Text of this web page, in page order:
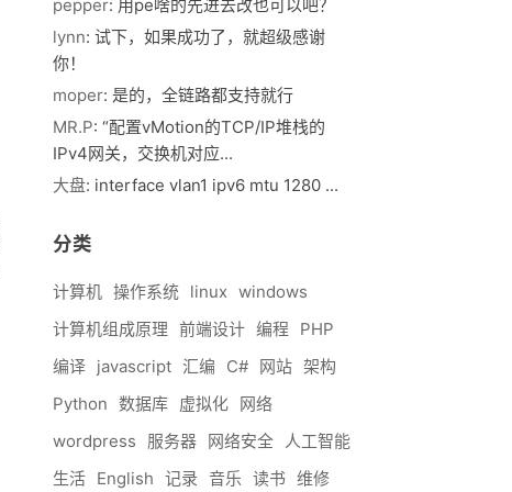
pepper: 用pe啥的先进去改也可以吧？
lynn: 试下，如果成功了，就超级感谢
你！
moper: 是的，全链路都支持就行
MR.P: “配置vMotion的TCP/IP堆栈的
IPv4网关，交换机对应...
大盘: interface vlan1 ipv6 mtu 1280 ...
分类
计算机 操作系统 linux windows
计算机组成原理 前端设计 编程
PHP
编译 javascript 汇编 C# 网站 架构
Python 数据库 虚拟化 网络
wordpress
服务器 网络安全 人工智能
生活 English 记录 音乐 读书 维修